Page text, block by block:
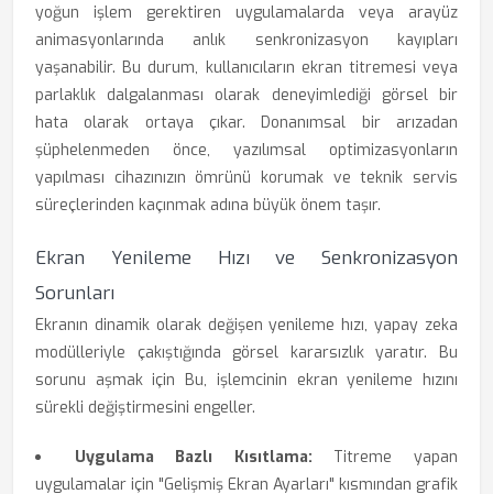
yoğun işlem gerektiren uygulamalarda veya arayüz
animasyonlarında anlık senkronizasyon kayıpları
yaşanabilir. Bu durum, kullanıcıların ekran titremesi veya
parlaklık dalgalanması olarak deneyimlediği görsel bir
hata olarak ortaya çıkar. Donanımsal bir arızadan
şüphelenmeden önce, yazılımsal optimizasyonların
yapılması cihazınızın ömrünü korumak ve teknik servis
süreçlerinden kaçınmak adına büyük önem taşır.
Ekran Yenileme Hızı ve Senkronizasyon
Sorunları
Ekranın dinamik olarak değişen yenileme hızı, yapay zeka
modülleriyle çakıştığında görsel kararsızlık yaratır. Bu
sorunu aşmak için Bu, işlemcinin ekran yenileme hızını
sürekli değiştirmesini engeller.
Uygulama Bazlı Kısıtlama: Titreme yapan
uygulamalar için "Gelişmiş Ekran Ayarları" kısmından grafik